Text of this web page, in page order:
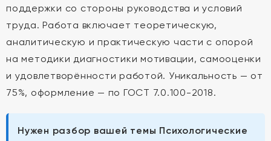
поддержки со стороны руководства и условий
труда. Работа включает теоретическую,
аналитическую и практическую части с опорой
на методики диагностики мотивации, самооценки
и удовлетворённости работой. Уникальность — от
75%, оформление — по ГОСТ 7.0.100-2018.
Нужен разбор вашей темы Психологические